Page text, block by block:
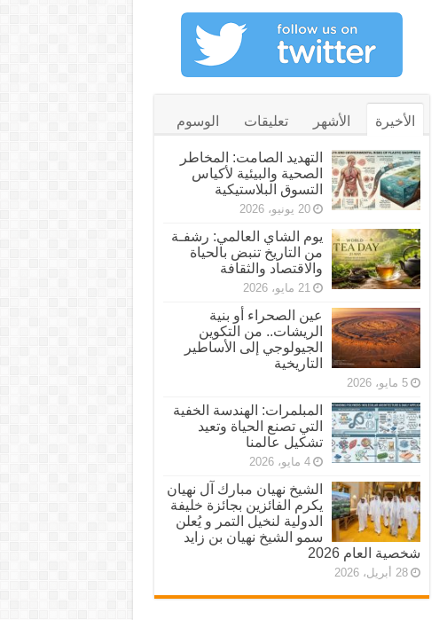
الأخيرة الأشهر تعليقات الوسوم
التهديد الصامت: المخاطر
الصحية والبيئية لأكياس
التسوق البلاستيكية
20 يونيو، 2026
يوم الشاي العالمي: رشفـة
من التاريخ تنبض بالحياة
والاقتصاد والثقافة
21 مايو، 2026
عين الصحراء أو بنية
الريشات.. من التكوين
الجيولوجي إلى الأساطير
التاريخية
5 مايو، 2026
المبلمرات: الهندسة الخفية
التي تصنع الحياة وتعيد
تشكيل عالمنا
4 مايو، 2026
الشيخ نهيان مبارك آل نهيان
يكرم الفائزين بجائزة خليفة
الدولية لنخيل التمر و يُعلن
سمو الشيخ نهيان بن زايد
شخصية العام 2026
28 أبريل، 2026